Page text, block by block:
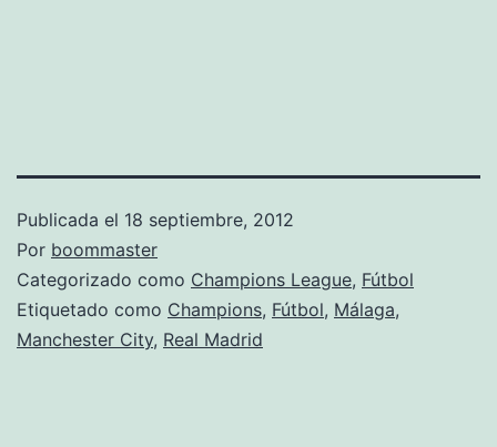
Publicada el 18 septiembre, 2012
Por boommaster
Categorizado como Champions League, Fútbol
Etiquetado como Champions, Fútbol, Málaga,
Manchester City, Real Madrid